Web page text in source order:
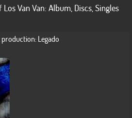
Van Van: Album, Discs, Singles
production: Legado